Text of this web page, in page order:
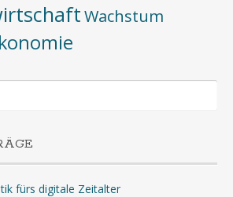
Wachstum
fürs digitale Zeitalter